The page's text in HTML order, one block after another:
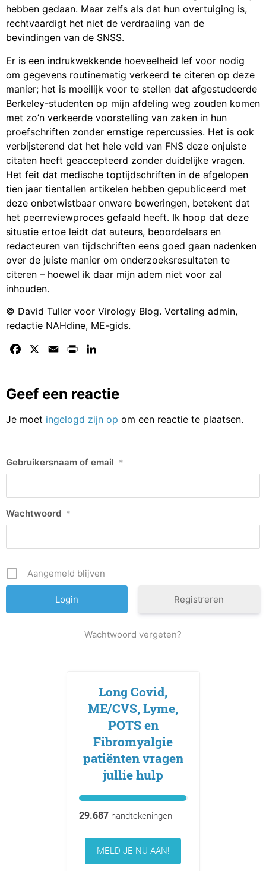
hebben gedaan. Maar zelfs als dat hun overtuiging is,
rechtvaardigt het niet de verdraaiing van de
bevindingen van de SNSS.
Er is een indrukwekkende hoeveelheid lef voor nodig
om gegevens routinematig verkeerd te citeren op deze
manier; het is moeilijk voor te stellen dat afgestudeerde
Berkeley-studenten op mijn afdeling weg zouden komen
met zo’n verkeerde voorstelling van zaken in hun
proefschriften zonder ernstige repercussies. Het is ook
verbijsterend dat het hele veld van FNS deze onjuiste
citaten heeft geaccepteerd zonder duidelijke vragen.
Het feit dat medische toptijdschriften in de afgelopen
tien jaar tientallen artikelen hebben gepubliceerd met
deze onbetwistbaar onware beweringen, betekent dat
het peerreviewproces gefaald heeft. Ik hoop dat deze
situatie ertoe leidt dat auteurs, beoordelaars en
redacteuren van tijdschriften eens goed gaan nadenken
over de juiste manier om onderzoeksresultaten te
citeren – hoewel ik daar mijn adem niet voor zal
inhouden.
© David Tuller voor Virology Blog. Vertaling admin,
redactie NAHdine, ME-gids.
Facebook Email Print
Geef een reactie
Je moet ingelogd zijn op om een reactie te plaatsen.
Gebruikersnaam of email *
Wachtwoord *
Aangemeld blijven
Registreren
Wachtwoord vergeten?
Long Covid,
ME/CVS, Lyme,
POTS en
Fibromyalgie
patiënten vragen
jullie hulp
29.687handtekeningen
MELD JE NU AAN!